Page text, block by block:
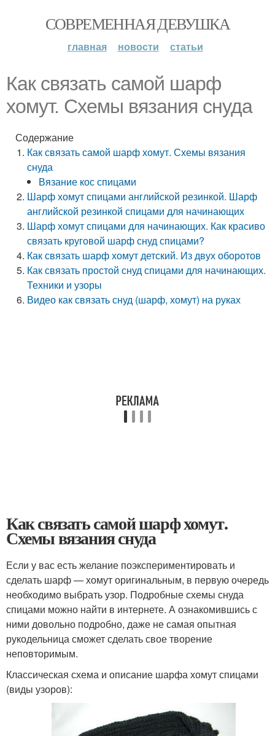
СОВРЕМЕННАЯ ДЕВУШКА
главная новости статьи
Как связать самой шарф
хомут. Схемы вязания снуда
Содержание
Как связать самой шарф хомут. Схемы вязания
снуда
Вязание кос спицами
Шарф хомут спицами английской резинкой. Шарф
английской резинкой спицами для начинающих
Шарф хомут спицами для начинающих. Как красиво
связать круговой шарф снуд спицами?
Как связать шарф хомут детский. Из двух оборотов
Как связать простой снуд спицами для начинающих.
Техники и узоры
Видео как связать снуд (шарф, хомут) на руках
Как связать самой шарф хомут.
Схемы вязания снуда
Если у вас есть желание поэкспериментировать и
сделать шарф — хомут оригинальным, в первую очередь
необходимо выбрать узор. Подробные схемы снуда
спицами можно найти в интернете. А ознакомившись с
ними довольно подробно, даже не самая опытная
рукодельница сможет сделать свое творение
неповторимым.
Классическая схема и описание шарфа хомут спицами
(виды узоров):